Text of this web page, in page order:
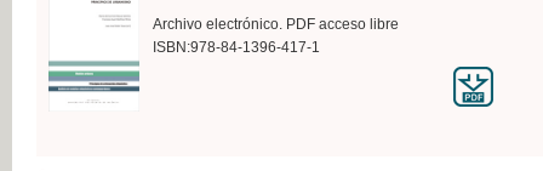
Archivo electrónico. PDF acceso libre
ISBN:978-84-1396-417-1